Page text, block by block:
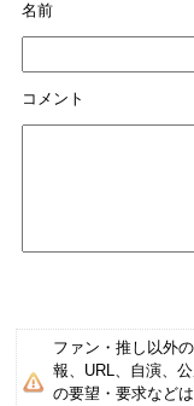
名前
コメント
ファン・推し以外
報、URL、自演、
の要望・要求など